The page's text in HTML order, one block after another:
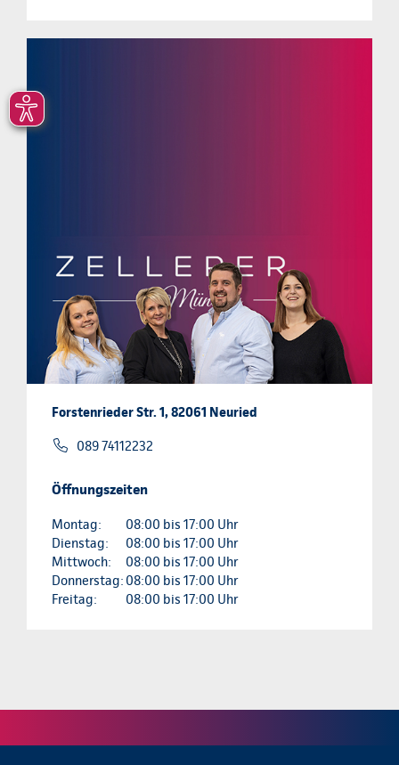
Forstenrieder Str. 1, 82061 Neuried
089 74112232
Öffnungszeiten
Montag:
08:00 bis 17:00 Uhr
Dienstag:
08:00 bis 17:00 Uhr
Mittwoch:
08:00 bis 17:00 Uhr
Donnerstag: 08:00 bis 17:00 Uhr
Freitag:
08:00 bis 17:00 Uhr